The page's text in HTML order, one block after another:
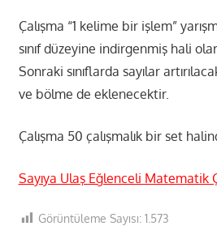
Çalışma “1 kelime bir işlem”
sınıf düzeyine indirgenmiş hali
Sonraki sınıflarda sayılar
ve bölme de eklenecektir.
Çalışma 50 çalışmalık bir set
Sayıya Ulaş Eğlenceli Matematik
Görüntüleme Sayısı: 1.573